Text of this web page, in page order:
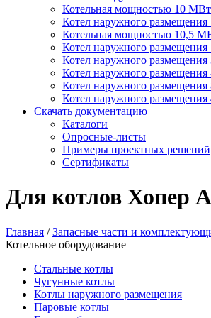
Котельная мощностью 10 МВт
Котел наружного размещения
Котельная мощностью 10,5
Котел наружного размещения
Котел наружного размещения
Котел наружного размещения
Котел наружного размещения
Котел наружного размещения
Скачать документацию
Каталоги
Опросные-листы
Примеры проектных решений
Сертификаты
Для котлов Хопер А
Главная /Запасные части и
Котельное оборудование
Стальные котлы
Чугунные котлы
Котлы наружного размещения
Паровые котлы